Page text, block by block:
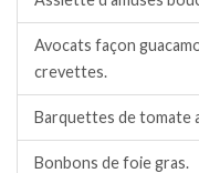
Avocats façon
crevettes.
Barquettes de tomate
Bonbons de foie gras.